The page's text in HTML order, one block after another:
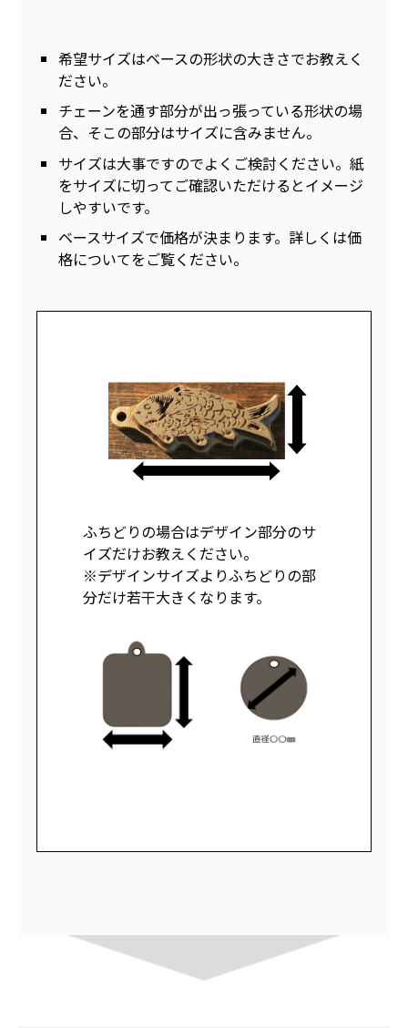
希望サイズはベースの形状の大きさでお教えく
ださい。
チェーンを通す部分が出っ張っている形状の場
合、そこの部分はサイズに含みません。
サイズは大事ですのでよくご検討ください。紙
をサイズに切ってご確認いただけるとイメージ
しやすいです。
ベースサイズで価格が決まります。詳しくは価
格についてをご覧ください。
ふちどりの場合はデザイン部分のサ
イズだけお教えください。
※デザインサイズよりふちどりの部
分だけ若干大きくなります。